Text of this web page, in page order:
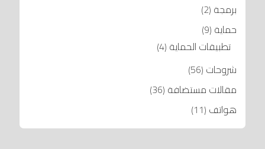
برمجة (2)
حماية (9)
تطبيقات الحماية (4)
شروحات (56)
مقالات مستضافة (36)
هواتف (11)